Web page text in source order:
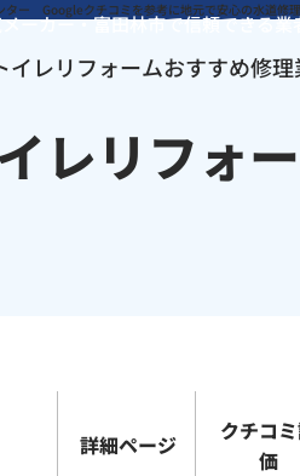
ーカー・富田林市で信頼できる業
イレリフォームおすすめ修理
レリフォ
詳細ページ
クチコ
価